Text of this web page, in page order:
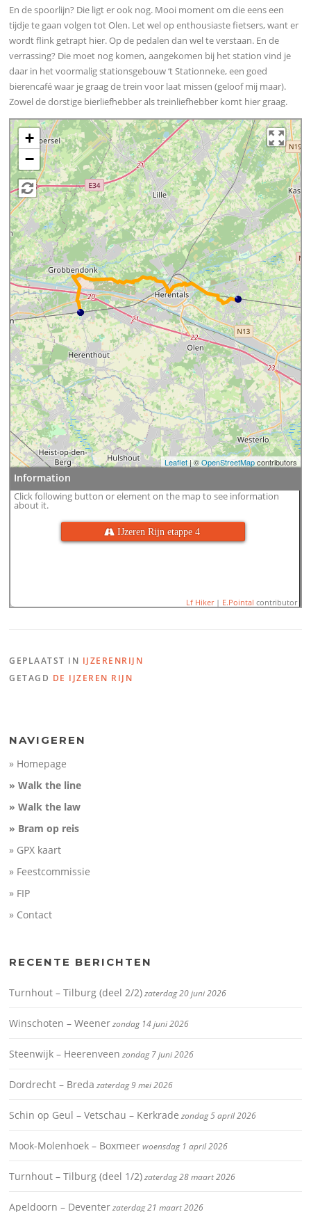
En de spoorlijn? Die ligt er ook nog. Mooi moment om die eens een
tijdje te gaan volgen tot Olen. Let wel op enthousiaste fietsers, want er
wordt flink getrapt hier. Op de pedalen dan wel te verstaan. En de
verrassing? Die moet nog komen, aangekomen bij het station vind je
daar in het voormalig stationsgebouw ‘t Stationneke, een goed
bierencafé waar je graag de trein voor laat missen (geloof mij maar).
Zowel de dorstige bierliefhebber als treinliefhebber komt hier graag.
+
−
Leaflet| ©OpenStreetMapcontributors
 IJzeren Rijn etappe 4
Information
Click following button or element on the map to see information
about it.
Lf Hiker| E.Pointal contributor
GEPLAATST IN IJZERENRIJN
GETAGD DE IJZEREN RIJN
NAVIGEREN
» Homepage
» Walk the line
» Walk the law
» Bram op reis
» GPX kaart
» Feestcommissie
» FIP
» Contact
RECENTE BERICHTEN
Turnhout – Tilburg (deel 2/2)zaterdag 20 juni 2026
Winschoten – Weenerzondag 14 juni 2026
Steenwijk – Heerenveen zondag 7 juni 2026
Dordrecht – Breda zaterdag 9 mei 2026
Schin op Geul – Vetschau – Kerkrade zondag 5 april 2026
Mook-Molenhoek – Boxmeerwoensdag 1 april 2026
Turnhout – Tilburg (deel 1/2)zaterdag 28 maart 2026
Apeldoorn – Deventerzaterdag 21 maart 2026